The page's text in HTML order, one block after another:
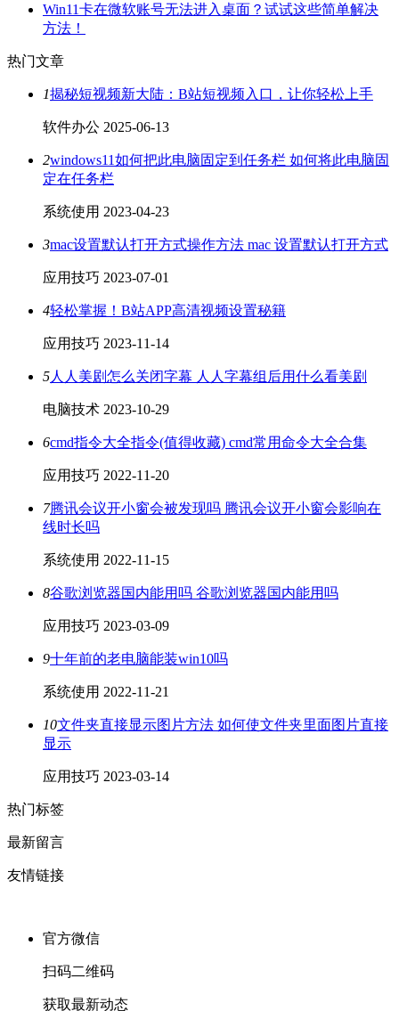
Win11卡在微软账号无法进入桌面？试试这些简单解决
方法！
热门文章
1揭秘短视频新大陆：B站短视频入口，让你轻松上手
软件办公 2025-06-13
2windows11如何把此电脑固定到任务栏 如何将此电脑固
定在任务栏
系统使用 2023-04-23
3mac设置默认打开方式操作方法 mac 设置默认打开方式
应用技巧 2023-07-01
4轻松掌握！B站APP高清视频设置秘籍
应用技巧 2023-11-14
5人人美剧怎么关闭字幕 人人字幕组后用什么看美剧
电脑技术 2023-10-29
6cmd指令大全指令(值得收藏) cmd常用命令大全合集
应用技巧 2022-11-20
7腾讯会议开小窗会被发现吗 腾讯会议开小窗会影响在
线时长吗
系统使用 2022-11-15
8谷歌浏览器国内能用吗 谷歌浏览器国内能用吗
应用技巧 2023-03-09
9十年前的老电脑能装win10吗
系统使用 2022-11-21
10文件夹直接显示图片方法 如何使文件夹里面图片直接
显示
应用技巧 2023-03-14
热门标签
最新留言
友情链接
官方微信
扫码二维码
获取最新动态